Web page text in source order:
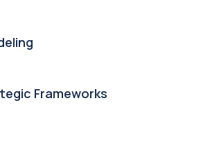
Frameworks